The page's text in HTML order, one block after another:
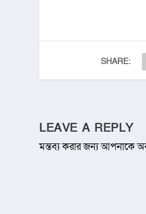
SHARE:
LEAVE A REPLY
মন্তব্য করার জন্য আপনাকে